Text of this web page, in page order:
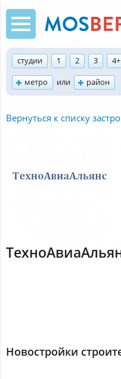
студии 1 2 3 4+
метро
или район
Вернуться к списку
Новостройки